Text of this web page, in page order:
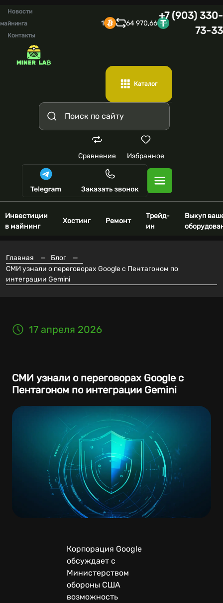
Новости
майнинга
Контакты
1 64 970,66
+7 (903) 330-
73-33
Каталог
Сравнение Избранное
Инвестиции
в майнинг
Хостинг Ремонт
Трейд-
ин
Выкуп
Главная — Блог
—
СМИ узнали о переговорах Google с Пентагоном по
интеграции Gemini
17 апреля 2026
СМИ узнали о переговорах Google с
Пентагоном по интеграции Gemini
Корпорация Google
обсуждает с
Министерством
обороны США
возможность